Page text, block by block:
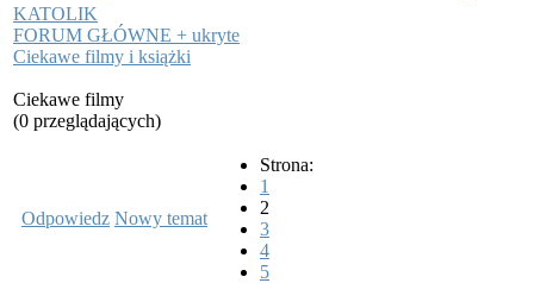
KATOLIK
FORUM GŁÓWNE + ukryte
Ciekawe filmy i książki
Ciekawe filmy
(0 przeglądających)
Odpowiedz Nowy temat
Strona:
1
2
3
4
5